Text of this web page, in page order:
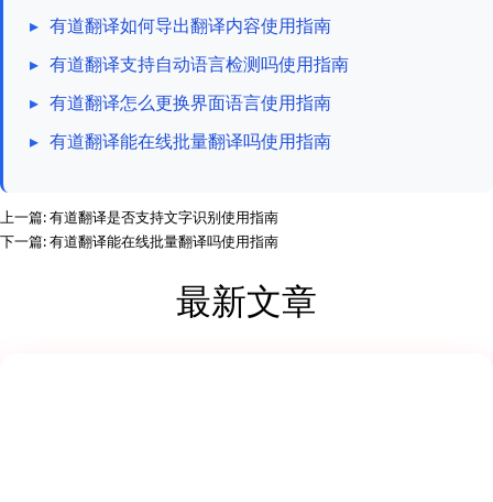
▸ 有道翻译如何导出翻译内容使用指南
▸ 有道翻译支持自动语言检测吗使用指南
▸ 有道翻译怎么更换界面语言使用指南
▸ 有道翻译能在线批量翻译吗使用指南
上一篇:有道翻译是否支持文字识别使用指南
下一篇:有道翻译能在线批量翻译吗使用指南
最新文章